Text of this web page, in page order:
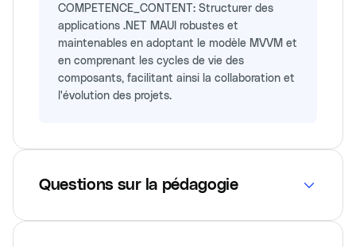
COMPETENCE_CONTENT: Structurer des
applications .NET MAUI robustes et
maintenables en adoptant le modèle MVVM et
en comprenant les cycles de vie des
composants, facilitant ainsi la collaboration et
l'évolution des projets.
Questions sur la pédagogie